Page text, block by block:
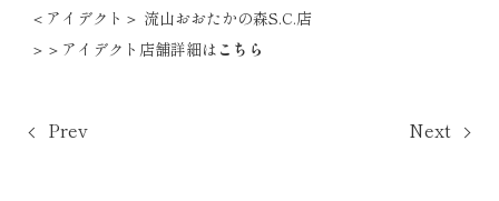
＜アイデクト＞ 流山おおたかの森S.C.店
＞＞アイデクト店舗詳細は こちら
Prev Next